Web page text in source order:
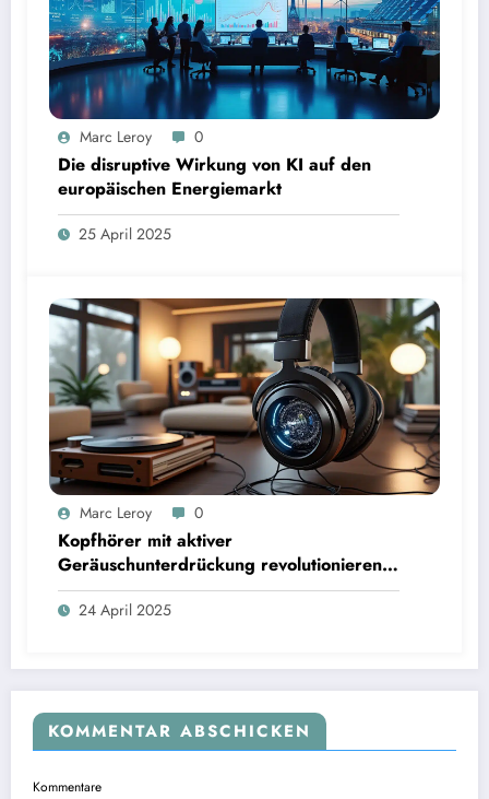
Marc Leroy 0
Die disruptive Wirkung von KI auf den
europäischen Energiemarkt
25 April 2025
Marc Leroy 0
Kopfhörer mit aktiver
Geräuschunterdrückung revolutionieren
das Hörerlebnis für anspruchsvolle
Audiophile.
24 April 2025
KOMMENTAR ABSCHICKEN
Kommentare